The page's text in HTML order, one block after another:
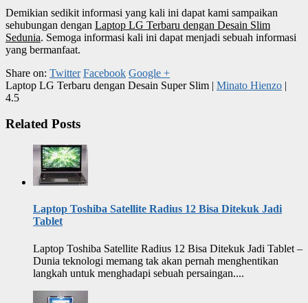
Demikian sedikit informasi yang kali ini dapat kami sampaikan
sehubungan dengan Laptop LG Terbaru dengan Desain Slim
Sedunia. Semoga informasi kali ini dapat menjadi sebuah informasi
yang bermanfaat.
Share on: Twitter Facebook Google +
Laptop LG Terbaru dengan Desain Super Slim | Minato Hienzo |
4.5
Related Posts
Laptop Toshiba Satellite Radius 12 Bisa Ditekuk Jadi
Tablet
Laptop Toshiba Satellite Radius 12 Bisa Ditekuk Jadi Tablet –
Dunia teknologi memang tak akan pernah menghentikan
langkah untuk menghadapi sebuah persaingan....